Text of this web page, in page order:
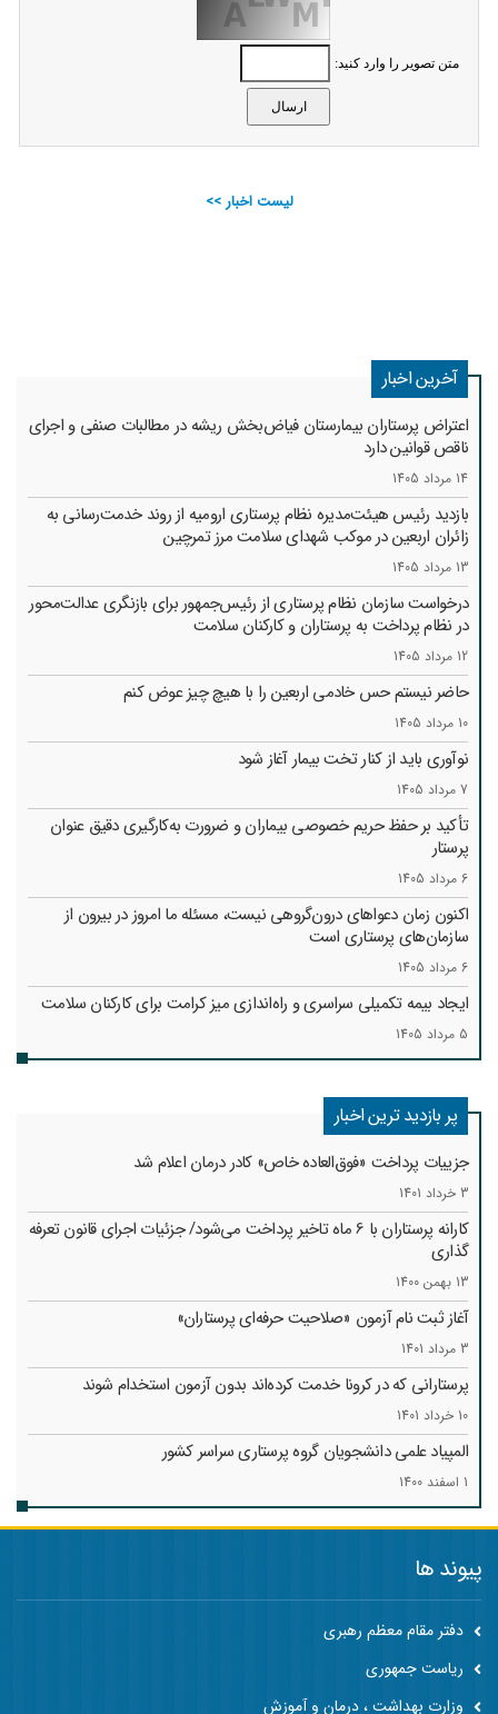
متن تصویر را وارد کنید:
لیست اخبار >>
آخرین اخبار
اعتراض پرستاران بیمارستان فیاض‌بخش ریشه در مطالبات صنفی و اجرای
ناقص قوانین دارد
14 مرداد 1405
بازدید رئیس هیئت‌مدیره نظام پرستاری ارومیه از روند خدمت‌رسانی به
زائران اربعین در موکب شهدای سلامت مرز تمرچین
13 مرداد 1405
درخواست سازمان نظام پرستاری از رئیس‌جمهور برای بازنگری عدالت‌محور
در نظام پرداخت به پرستاران و کارکنان سلامت
12 مرداد 1405
حاضر نیستم حس خادمی اربعین را با هیچ چیز عوض کنم
10 مرداد 1405
نوآوری باید از کنار تخت بیمار آغاز شود
7 مرداد 1405
تأکید بر حفظ حریم خصوصی بیماران و ضرورت به‌کارگیری دقیق عنوان
پرستار
6 مرداد 1405
اکنون زمان دعواهای درون‌گروهی نیست، مسئله ما امروز در بیرون از
سازمان‌های پرستاری است
6 مرداد 1405
ایجاد بیمه تکمیلی سراسری و راه‌اندازی میز کرامت برای کارکنان سلامت
5 مرداد 1405
پر بازدید ترین اخبار
جزییات پرداخت «فوق‌العاده خاص» کادر درمان اعلام شد
3 خرداد 1401
کارانه‌ پرستاران با 6 ماه تاخیر پرداخت می‌شود/ جزئیات اجرای قانون تعرفه
گذاری
13 بهمن 1400
آغاز ثبت نام آزمون «صلاحیت حرفه‌ای پرستاران»
3 مرداد 1401
پرستارانی که در کرونا خدمت کرد‌ه‌اند بدون آزمون استخدام شوند
10 خرداد 1401
المپیاد علمی دانشجویان گروه پرستاری سراسر کشور
1 اسفند 1400
پیوند ها
دفتر مقام معظم رهبری
ریاست جمهوری
وزارت بهداشت ، درمان و آموزش